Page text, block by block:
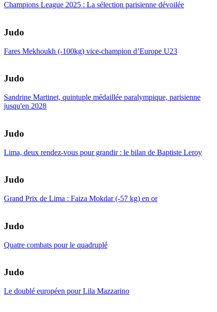
Champions League 2025 : La sélection parisienne dévoilée
Judo
Fares Mekhoukh (-100kg) vice-champion d’Europe U23
Judo
Sandrine Martinet, quintuple médaillée paralympique, parisienne
jusqu'en 2028
Judo
Lima, deux rendez-vous pour grandir : le bilan de Baptiste Leroy
Judo
Grand Prix de Lima : Faiza Mokdar (-57 kg) en or
Judo
Quatre combats pour le quadruplé
Judo
Le doublé européen pour Lila Mazzarino